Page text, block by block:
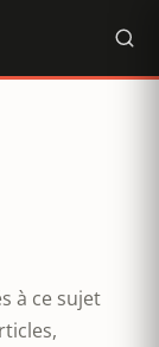
à ce sujet